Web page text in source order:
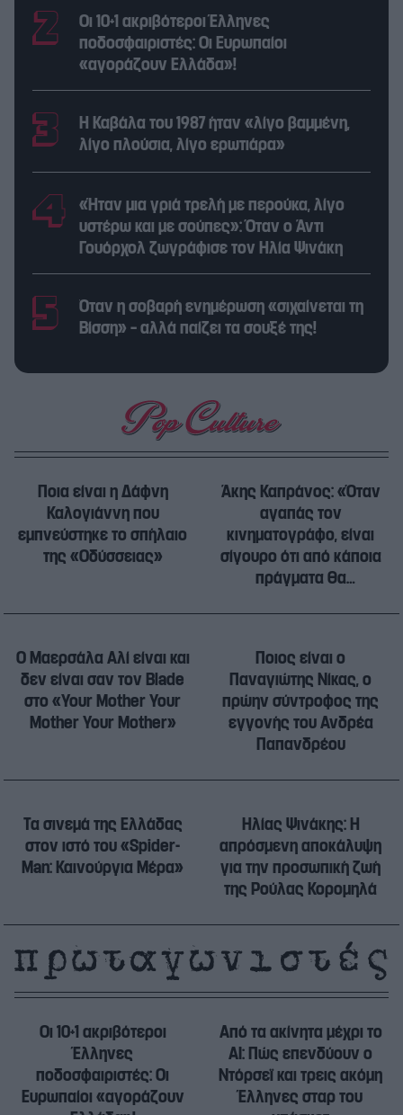
Οι 10+1 ακριβότεροι Έλληνες
ποδοσφαιριστές: Οι Ευρωπαίοι
«αγοράζουν Ελλάδα»!
Η Καβάλα του 1987 ήταν «λίγο βαμμένη,
λίγο πλούσια, λίγο ερωτιάρα»
«Ήταν μια γριά τρελή με περούκα, λίγο
υστέρω και με σούπες»: Όταν ο Άντι
Γουόρχολ ζωγράφισε τον Ηλία Ψινάκη
Όταν η σοβαρή ενημέρωση «σιχαίνεται τη
Βίσση» – αλλά παίζει τα σουξέ της!
Ποια είναι η Δάφνη
Καλογιάννη που
εμπνεύστηκε το σπήλαιο
της «Οδύσσειας»
Άκης Καπράνος: «Όταν
αγαπάς τον
κινηματογράφο, είναι
σίγουρο ότι από κάποια
πράγματα θα
Ο Μαερσάλα Αλί είναι και
δεν είναι σαν τον Blade
στο «Your Mother Your
Mother Your Mother»
Ποιος είναι ο
Παναγιώτης Νίκας, ο
πρώην σύντροφος της
εγγονής του Ανδρέα
Παπανδρέου
Τα σινεμά της Ελλάδας
στον ιστό του «Spider-
Man: Καινούργια Μέρα»
Ηλίας Ψινάκης: Η
απρόσμενη αποκάλυψη
για την προσωπική ζωή
της Ρούλας Κορομηλά
Οι 10+1 ακριβότεροι
Έλληνες
ποδοσφαιριστές: Οι
Ευρωπαίοι «αγοράζουν
Από τα ακίνητα μέχρι το
AI: Πώς επενδύουν ο
Ντόρσεϊ και τρεις ακόμη
Έλληνες σταρ του